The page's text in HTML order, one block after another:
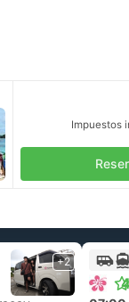
Impuestos
+2